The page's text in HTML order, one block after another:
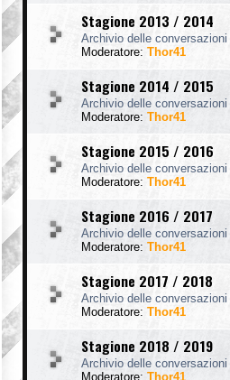
Stagione 2013 / 2014
Archivio delle
Moderatore: Thor41
Stagione 2014 / 2015
Archivio delle
Moderatore: Thor41
Stagione 2015 / 2016
Archivio delle
Moderatore: Thor41
Stagione 2016 / 2017
Archivio delle
Moderatore: Thor41
Stagione 2017 / 2018
Archivio delle
Moderatore: Thor41
Stagione 2018 / 2019
Archivio delle
Moderatore: Thor41